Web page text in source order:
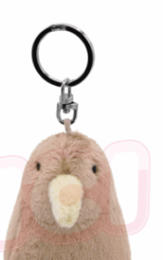
結帳流程】
先享後付」後，將跳轉至
並確認金額後，即可完成結帳。
將收到繳費通知簡訊。
14天內，點擊此簡訊中的連結
方式進行付款，方視為交易完成
當下不需立刻繳費，但若您需
家同意取消之訂單仍視為有效
先享後付 」之結帳頁面顯
取消欲退款等相關疑問，請聯繫
netprotections.freshdesk.com/
有限公司提供之「AFTEE先享後
含以上)免運費
含以上)免運費
含以上)免運費